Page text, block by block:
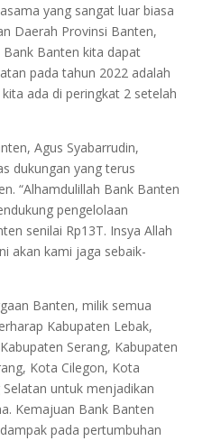
yang sangat luar biasa
Daerah Provinsi Banten,
Bank Banten kita dapat
pada tahun 2022 adalah
ada di peringkat 2 setelah
Agus Syabarrudin,
dukungan yang terus
“Alhamdulillah Bank Banten
pengelolaan
senilai Rp13T. Insya Allah
akan kami jaga sebaik-
Banten, milik semua
Kabupaten Lebak,
Serang, Kabupaten
Kota Cilegon, Kota
untuk menjadikan
Kemajuan Bank Banten
pada pertumbuhan